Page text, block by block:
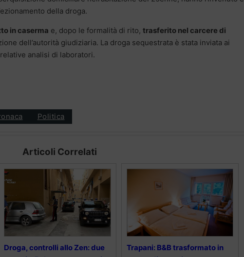
della droga.
in caserma e, dopo le formalità di rito, trasferito nel carcere di
dell’autorità giudiziaria. La droga sequestrata è stata inviata ai
analisi di laboratori.
Politica
Articoli Correlati
Droga, controlli allo Zen: due
Trapani: B&B trasformato in